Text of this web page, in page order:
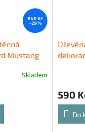
840 Kč
–29 %
Mustang
Skladem
590
Do